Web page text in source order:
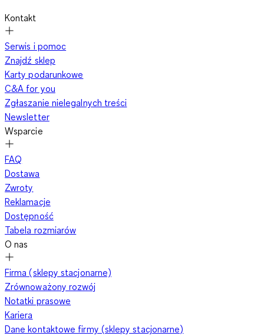
Kontakt
Serwis i pomoc
Znajdź sklep
Karty podarunkowe
C&A for you
Zgłaszanie nielegalnych treści
Newsletter
Wsparcie
FAQ
Dostawa
Zwroty
Reklamacje
Dostępność
Tabela rozmiarów
O nas
Firma (sklepy stacjonarne)
Zrównoważony rozwój
Notatki prasowe
Kariera
Dane kontaktowe firmy (sklepy stacjonarne)